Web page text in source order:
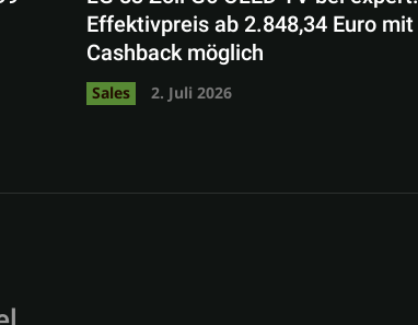
Effektivpreis ab 2.848,34 Euro mit
Cashback möglich
Sales 2. Juli 2026